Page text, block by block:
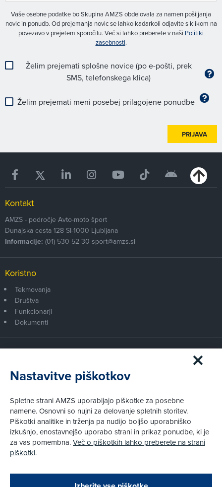
Zapri
Podarjamo vam 10 €!
Vaše osebne podatke bo Skupina AMZS obdelovala za namen pošiljanja
novic in ponudb. Od prejemanja novic se lahko kadarkoli odjavite s klikom na
povezavo v prejetem sporočilu. Več si lahko preberete v naši Politiki
zasebnosti.
Želim prejemati splošne novice (po e-pošti, prek
SMS, telefonskega klica)
Želim prejemati meni posebej prilagojene ponudbe
PRIJAVA
Kontakt
AMZS - področje Avto-moto šport
Dunajska cesta 128 SI-1000 Ljubljana
Informacije: (01) 530 52 30 sport@amzs.si
Koristno
Tekmovanja
Društva
Funkcionarji
Dokumenti
Postanite član AMZS
Zakaj (p)ostati član?
Kako vam pomagamo
Pravni vidiki
Piškotki
Pravno obvestilo
Nastavitve piškotkov
Spletne strani AMZS uporabljajo piškotke za posebne
namene. Osnovni so nujni za delovanje spletnih storitev.
Piškotki analitike in trženja pa nudijo boljšo uporabniško
izkušnjo, enostavnejšo uporabo strani in prikaz ponudbe, ki je
za vas pomembna.Več o piškotkih lahko preberete na strani
piškotki.